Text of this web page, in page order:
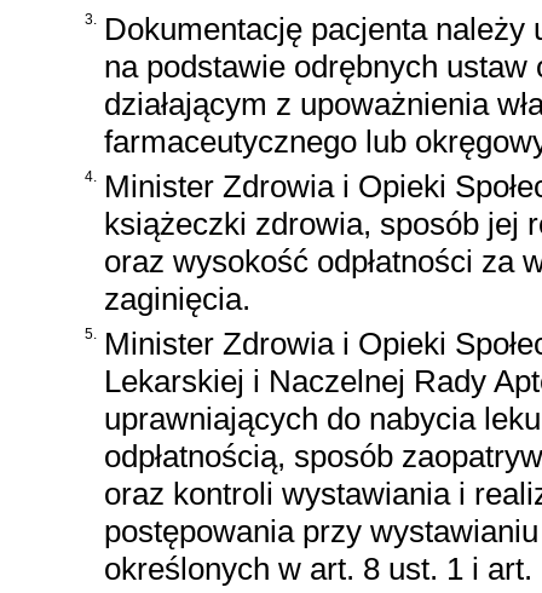
3.
Dokumentację pacjenta
na podstawie odrębnych
działającym z upoważnienia
farmaceutycznego lub
4.
Minister Zdrowia i Opieki
książeczki zdrowia, sposób jej
oraz wysokość odpłatności za
zaginięcia.
5.
Minister Zdrowia i Opieki
Lekarskiej i Naczelnej Rady
uprawniających do nabycia
odpłatnością, sposób
oraz kontroli wystawiania i
postępowania przy
określonych w art. 8 ust. 1 i art.